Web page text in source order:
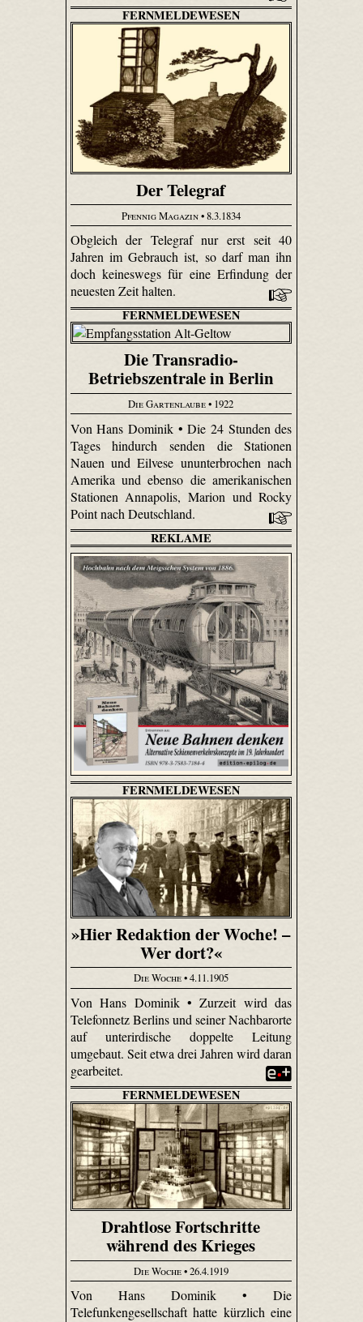
FERNMELDEWESEN
Der Telegraf
Pfennig Magazin• 8.3.1834
Obgleich der Telegraf nur erst seit 40
Jahren im Gebrauch ist, so darf man ihn
doch keineswegs für eine Erfindung der
neuesten Zeit halten.
FERNMELDEWESEN
Die Transradio-
Betriebszentrale in Berlin
Die Gartenlaube• 1922
Von Hans Dominik • Die 24 Stunden des
Tages hindurch senden die Stationen
Nauen und Eilvese ununterbrochen nach
Amerika und ebenso die amerikanischen
Stationen Anna­polis, Marion und Rocky
Point nach Deutschland.
REKLAME
FERNMELDEWESEN
»Hier Redaktion der Woche! –
Wer dort?«
Die Woche• 4.11.1905
Von Hans Dominik • Zurzeit wird das
Telefonnetz Berlins und seiner Nachbarorte
auf unterirdische doppelte Leitung
umgebaut. Seit etwa drei Jahren wird daran
gearbeitet.
FERNMELDEWESEN
Drahtlose Fortschritte
während des Krieges
Die Woche• 26.4.1919
Von Hans Dominik • Die
Telefunkengesellschaft hatte kürzlich eine